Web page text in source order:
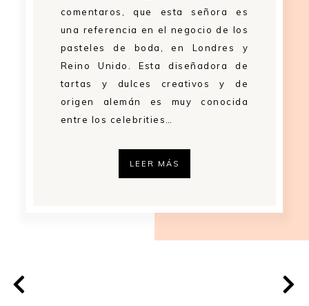
comentaros, que esta señora es
una referencia en el negocio de los
pasteles de boda, en Londres y
Reino Unido. Esta diseñadora de
tartas y dulces creativos y de
origen alemán es muy conocida
entre los celebrities…
LEER MÁS